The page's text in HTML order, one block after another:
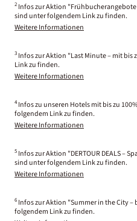
2 Infos zur Aktion
sind unter folgendem Link zu finden.
Weitere Informationen
3 Infos zur Aktion "Last Minute – mit bis
Link zu finden.
Weitere Informationen
4 Infos zu unseren Hotels mit bis zu
folgendem Link zu finden.
Weitere Informationen
5 Infos zur Aktion "DERTOUR DEALS –
sind unter folgendem Link zu finden.
Weitere Informationen
6 Infos zur Aktion "Summer in the City –
folgendem Link zu finden.